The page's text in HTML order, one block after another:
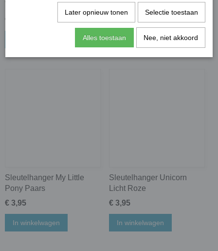
Tasbedel Paard Groen
€ 6,95
Tasbedel Paard Blauw
In winkelwagen
Sleutelhanger My Little
Pony Paars
€ 3,95
In winkelwagen
Sleutelhanger Unicorn
Licht Roze
€ 3,95
In winkelwagen
Later opnieuw tonen Selectie toestaan
Alles toestaan Nee, niet akkoord